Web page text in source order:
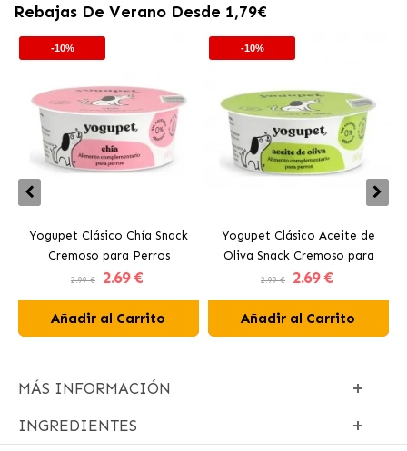
Rebajas De Verano Desde 1,79€
-10%
Yogupet Clásico Chía Snack
Cremoso para Perros
2.99 € 2.69 €
Añadir al Carrito
-10%
Yogupet Clásico Aceite de
Oliva Snack Cremoso para
Perros
2.99 € 2.69 €
Añadir al Carrito
MÁS INFORMACIÓN
INGREDIENTES